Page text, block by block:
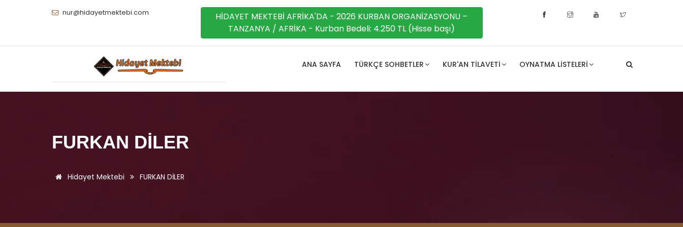
nur@hidayetmektebi.com
HİDAYET MEKTEBİ AFRİKA'DA - 2026 KURBAN ORGANİZASYONU –
TANZANYA / AFRİKA - Kurban Bedeli: 4.250 TL (Hisse başı)
ANA SAYFA TÜRKÇE SOHBETLER KUR'AN TILAVETI OYNATMA LISTELERI
FURKAN DİLER
Hidayet Mektebi FURKAN DİLER